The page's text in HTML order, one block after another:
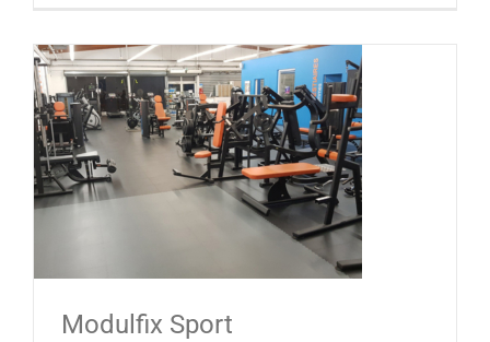
Modulfix Sport